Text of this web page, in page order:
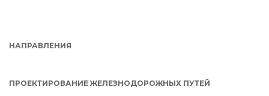
НАПРАВЛЕНИЯ
ПРОЕКТИРОВАНИЕ ЖЕЛЕЗНОДОРОЖНЫХ ПУТЕЙ